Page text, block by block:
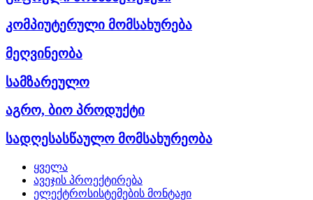
კომპიუტერული მომსახურება
მეღვინეობა
სამზარეულო
აგრო, ბიო პროდუქტი
სადღესასწაულო მომსახურეობა
ყველა
ავეჯის პროექტირება
ელექტროსისტემების მონტაჟი